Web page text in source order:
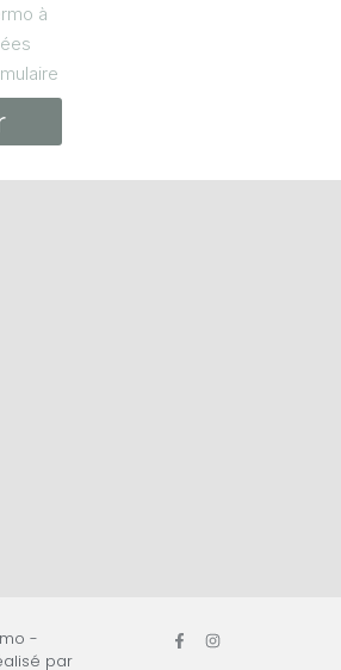
à
-
par